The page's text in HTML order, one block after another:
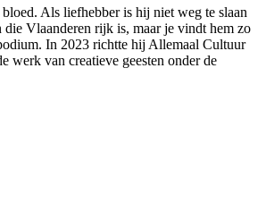
Als liefhebber is hij niet weg te slaan
die Vlaanderen rijk is, maar je vindt hem zo
In 2023 richtte hij Allemaal Cultuur
werk van creatieve geesten onder de